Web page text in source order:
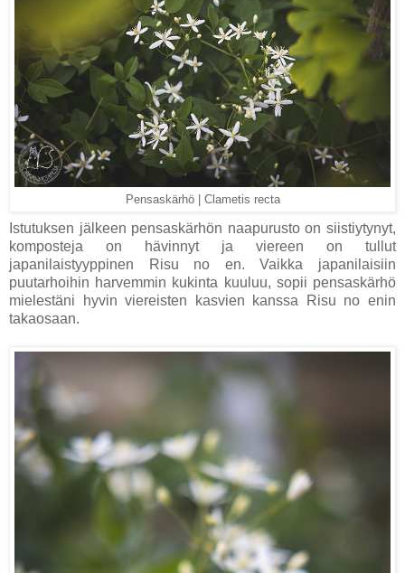
Pensaskärhö | Clametis recta
Istutuksen jälkeen pensaskärhön naapurusto on siistiytynyt,
komposteja on hävinnyt ja viereen on tullut
japanilaistyyppinen Risu no en. Vaikka japanilaisiin
puutarhoihin harvemmin kukinta kuuluu, sopii pensaskärhö
mielestäni hyvin viereisten kasvien kanssa Risu no enin
takaosaan.